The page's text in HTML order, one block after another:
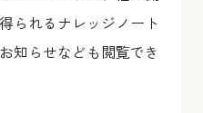
られるナレッジノート
知らせなども閲覧でき